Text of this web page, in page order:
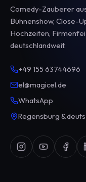
Comedy-Zauberer
Bühnenshow, Close-
Hochzeiten,
deutschlandweit.
+49 155 63744696
el@magicel.de
WhatsApp
Regensburg &